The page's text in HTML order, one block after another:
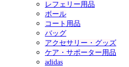
レフェリー用品
ボール
コート用品
バッグ
アクセサリー・グッズ
ケア・サポーター用品
adidas